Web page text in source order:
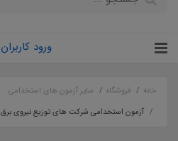
ورود کاربران
خانه فروشگاه
سایر آزمون های استخدامی
آزمون استخدامی شرکت های توزیع نیروی برق